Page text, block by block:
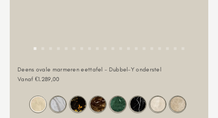
Deens ovale marmeren eettafel - Dubbel-Y onderstel
Aanbiedingsprijs
Vanaf €1.289,00